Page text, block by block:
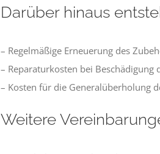
Darüber hinaus
– Regelmäßige Erneuerung des
– Reparaturkosten bei
– Kosten für die Generalüberholung
Weitere